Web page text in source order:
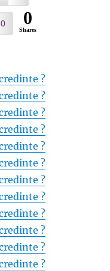
0 0
Shares
?
?
?
?
?
?
?
?
?
?
?
?